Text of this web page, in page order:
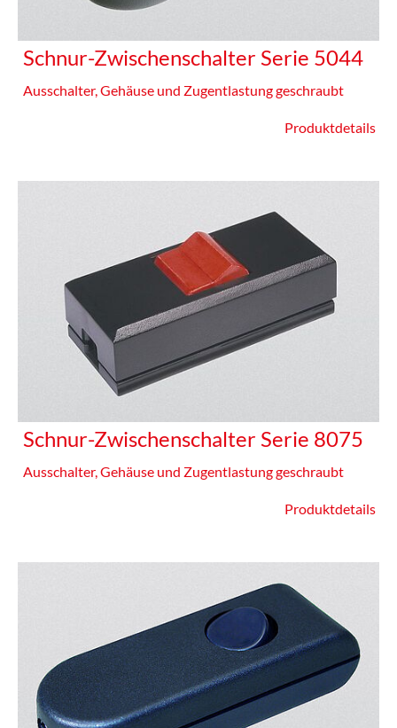
Schnur-Zwischenschalter Serie 5044
Ausschalter, Gehäuse und Zugentlastung geschraubt
Produktdetails
Schnur-Zwischenschalter Serie 8075
Ausschalter, Gehäuse und Zugentlastung geschraubt
Produktdetails